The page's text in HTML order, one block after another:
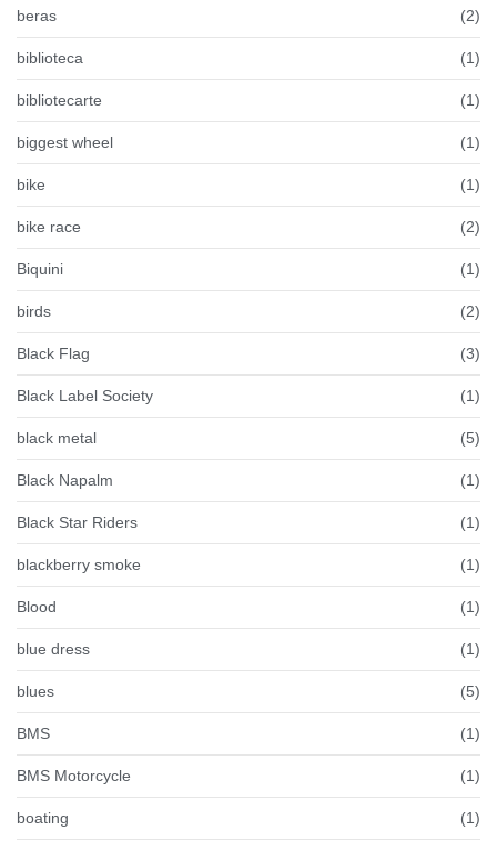
beras (2)
biblioteca (1)
bibliotecarte (1)
biggest wheel (1)
bike (1)
bike race (2)
Biquini (1)
birds (2)
Black Flag (3)
Black Label Society (1)
black metal (5)
Black Napalm (1)
Black Star Riders (1)
blackberry smoke (1)
Blood (1)
blue dress (1)
blues (5)
BMS (1)
BMS Motorcycle (1)
boating (1)